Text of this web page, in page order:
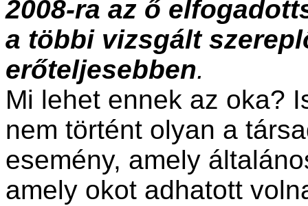
2008-ra az ő
a többi vizsgált
erőteljesebben.
Mi lehet ennek az oka?
nem történt olyan a
esemény, amely
amely okot adhatott